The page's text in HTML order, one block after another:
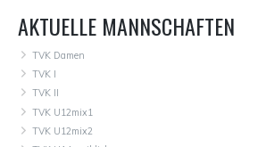
AKTUELLE MANNSCHAFTEN
TVK Damen
TVK I
TVK II
TVK U12mix1
TVK U12mix2